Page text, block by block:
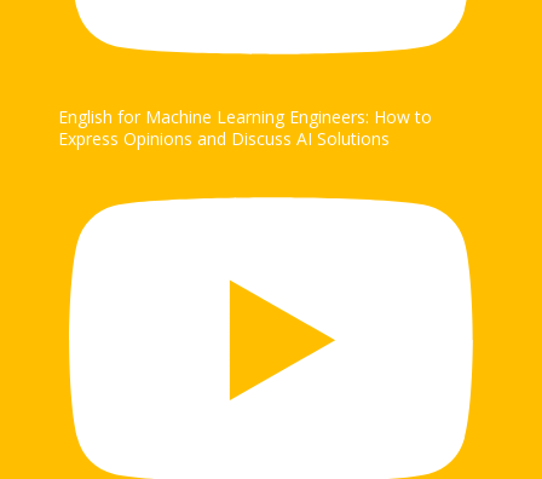
English for Machine Learning Engineers: How to
Express Opinions and Discuss AI Solutions